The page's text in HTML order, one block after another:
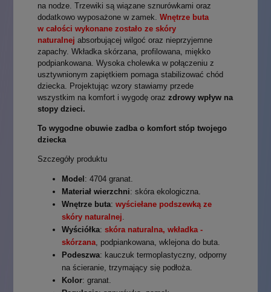
na nodze. Trzewiki są wiązane sznurówkami oraz
dodatkowo wyposażone w zamek.Wnętrze buta
w całości wykonane zostało ze skóry
naturalnej absorbującej wilgoć oraz nieprzyjemne
zapachy. Wkładka skórzana, profilowana, miękko
podpiankowana. Wysoka cholewka w połączeniu z
usztywnionym zapiętkiem pomaga stabilizować chód
dziecka. Projektując wzory stawiamy przede
wszystkim na komfort i wygodę orazzdrowy wpływ na
stopy dzieci.
To wygodne obuwie zadba o komfort stóp twojego
dziecka
Szczegóły produktu
Model: 4704 granat.
Materiał wierzchni: skóra ekologiczna.
Wnętrze buta:wyściełane podszewką ze
skóry naturalnej
Wyściółka: skóra naturalna, wkładka -
skórzana , podpiankowana, wklejona do buta.
Podeszwa: kauczuk termoplastyczny, odporny
na ścieranie, trzymający się podłoża.
Kolor: granat.